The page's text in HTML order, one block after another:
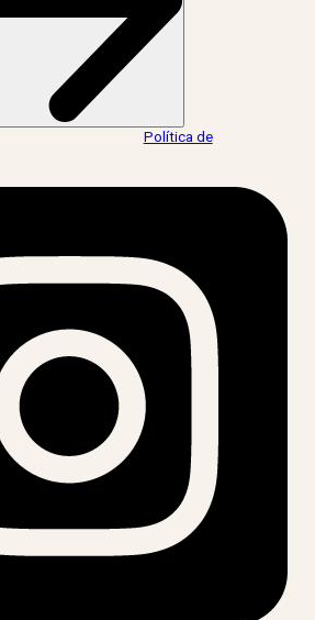
Política de